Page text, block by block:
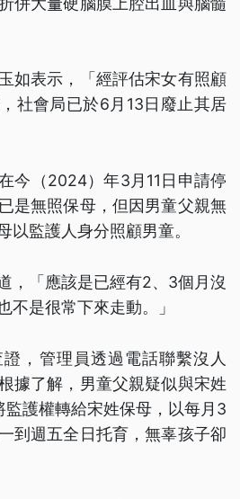
如表示，「經評估宋女有照顧
社會局已於6月13日廢止其居
今（2024）年3月11日申請停
是無照保母，但因男童父親無
以監護人身分照顧男童。
，「應該是已經有2、3個月沒
不是很常下來走動。」
，管理員透過電話聯繫沒人
據了解，男童父親疑似與宋姓
護權轉給宋姓保母，以每月3
到週五全日托育，無辜孩子卻